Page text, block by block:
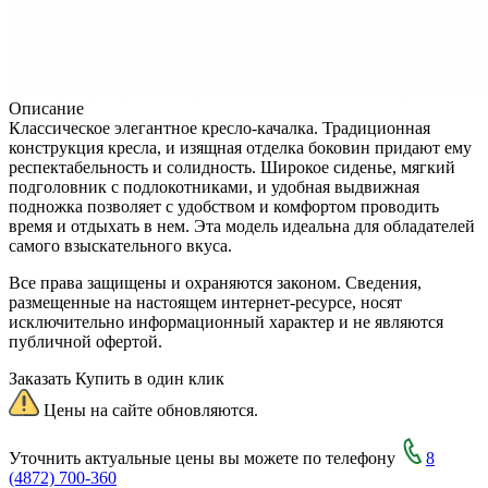
Описание
Классическое элегантное кресло-качалка. Традиционная
конструкция кресла, и изящная отделка боковин придают ему
респектабельность и солидность. Широкое сиденье, мягкий
подголовник с подлокотниками, и удобная выдвижная
подножка позволяет с удобством и комфортом проводить
время и отдыхать в нем. Эта модель идеальна для обладателей
самого взыскательного вкуса.
Все права защищены и охраняются законом. Сведения,
размещенные на настоящем интернет-ресурсе, носят
исключительно информационный характер и не являются
публичной офертой.
Заказать Купить в один клик
Цены на сайте обновляются.
Уточнить актуальные цены вы можете по телефону
8
(4872) 700-360